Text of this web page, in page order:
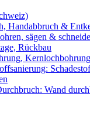
Handabbruch &
sägen &
Rückbau
Kernlochbohrung
Wand